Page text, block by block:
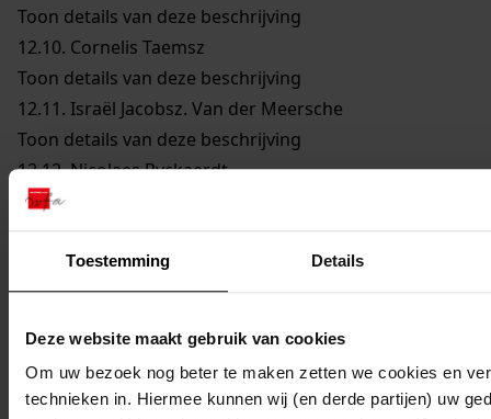
Toestemming Details
Deze website maakt gebruik van cookies
Om uw bezoek nog beter te maken zetten we cookies en
technieken in. Hiermee kunnen wij (en derde partijen) uw
Toon details van deze beschrijving
12.10. Cornelis Taemsz
Toon details van deze beschrijving
12.11. Israël Jacobsz. Van der Meersche
Toon details van deze beschrijving
12.12.Nicolaes Ryckaerdt
Toon details van deze beschrijving
12.13.Abraham van der Beecke
Toon details van deze beschrijving
12.14.Arent Thonissen
Ellert Jansz. Bregh
Toon details van deze beschrijving